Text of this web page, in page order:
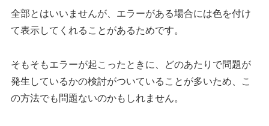
全部とはいいませんが、エラーがある場合には色を付け
て表示してくれることがあるためです。
そもそもエラーが起こったときに、どのあたりで問題が
発生しているかの検討がついていることが多いため、こ
の方法でも問題ないのかもしれません。